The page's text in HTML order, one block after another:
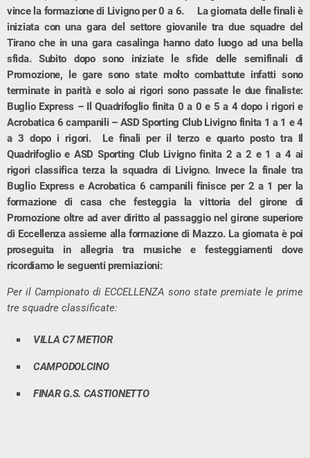
vince la formazione di Livigno per 0 a 6. La giornata delle finali è
iniziata con una gara del settore giovanile tra due squadre del
Tirano che in una gara casalinga hanno dato luogo ad una bella
sfida. Subito dopo sono iniziate le sfide delle semifinali di
Promozione, le gare sono state molto combattute infatti sono
terminate in parità e solo ai rigori sono passate le due finaliste:
Buglio Express – Il Quadrifoglio finita 0 a 0 e 5 a 4 dopo i rigori e
Acrobatica 6 campanili – ASD Sporting Club Livigno finita 1 a 1 e 4
a 3 dopo i rigori. Le finali per il terzo e quarto posto tra Il
Quadrifoglio e ASD Sporting Club Livigno finita 2 a 2 e 1 a 4 ai
rigori classifica terza la squadra di Livigno. Invece la finale tra
Buglio Express e Acrobatica 6 campanili finisce per 2 a 1 per la
formazione di casa che festeggia la vittoria del girone di
Promozione oltre ad aver diritto al passaggio nel girone superiore
di Eccellenza assieme alla formazione di Mazzo. La giornata è poi
proseguita in allegria tra musiche e festeggiamenti dove
ricordiamo le seguenti premiazioni:
Per il Campionato di ECCELLENZA sono state premiate le prime
tre squadre classificate:
VILLA C7 METIOR
CAMPODOLCINO
FINAR G.S. CASTIONETTO